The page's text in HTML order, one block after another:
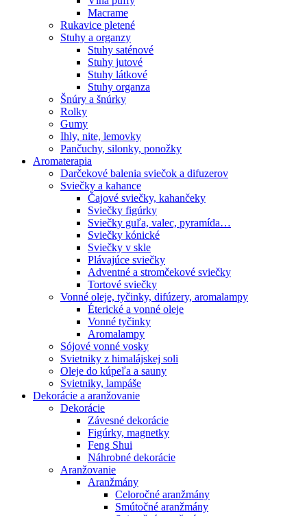
Macrame
Rukavice pletené
Stuhy a organzy
Stuhy saténové
Stuhy jutové
Stuhy látkové
Stuhy organza
Šnúry a šnúrky
Rolky
Gumy
Ihly, nite, lemovky
Pančuchy, silonky, ponožky
Aromaterapia
Darčekové balenia sviečok a difuzerov
Sviečky a kahance
Čajové sviečky, kahančeky
Sviečky figúrky
Sviečky guľa, valec, pyramída…
Sviečky kónické
Sviečky v skle
Plávajúce sviečky
Adventné a stromčekové sviečky
Tortové sviečky
Vonné oleje, tyčinky, difúzery, aromalampy
Éterické a vonné oleje
Vonné tyčinky
Aromalampy
Sójové vonné vosky
Svietniky z himalájskej soli
Oleje do kúpeľa a sauny
Svietniky, lampáše
Dekorácie a aranžovanie
Dekorácie
Závesné dekorácie
Figúrky, magnetky
Feng Shui
Náhrobné dekorácie
Aranžovanie
Aranžmány
Celoročné aranžmány
Smútočné aranžmány